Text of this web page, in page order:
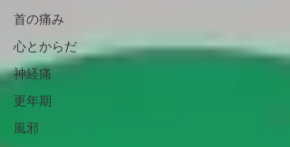
首の痛み
心とからだ
神経痛
更年期
風邪